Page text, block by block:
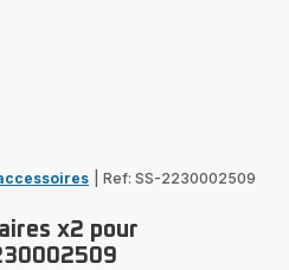
Ref: SS-2230002509
x2 pour